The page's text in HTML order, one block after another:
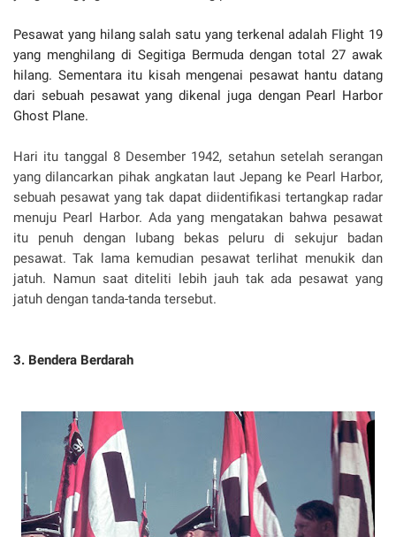
Pesawat yang hilang salah satu yang terkenal adalah Flight 19
yang menghilang di Segitiga Bermuda dengan total 27 awak
hilang. Sementara itu kisah mengenai pesawat hantu datang
dari sebuah pesawat yang dikenal juga dengan Pearl Harbor
Ghost Plane.
Hari itu tanggal 8 Desember 1942, setahun setelah serangan
yang dilancarkan pihak angkatan laut Jepang ke Pearl Harbor,
sebuah pesawat yang tak dapat diidentifikasi tertangkap radar
menuju Pearl Harbor. Ada yang mengatakan bahwa pesawat
itu penuh dengan lubang bekas peluru di sekujur badan
pesawat. Tak lama kemudian pesawat terlihat menukik dan
jatuh. Namun saat diteliti lebih jauh tak ada pesawat yang
jatuh dengan tanda-tanda tersebut.
3. Bendera Berdarah